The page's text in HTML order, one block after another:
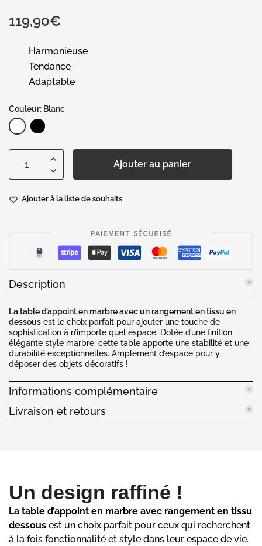
119,90€
Harmonieuse
Tendance
Adaptable
Couleur: Blanc
Ajouter au panier
Ajouter à la liste de souhaits
Description
La table d’appoint en marbre avec un rangement en tissu en
dessous est le choix parfait pour ajouter une touche de
sophistication à n’importe quel espace. Dotée d’une finition
élégante style marbre, cette table apporte une stabilité et une
durabilité exceptionnelles. Amplement d’espace pour y
déposer des objets décoratifs !
Informations complémentaire
Livraison et retours
Un design raffiné !
La table d’appoint en marbre avec rangement en tissu
dessous est un choix parfait pour ceux qui recherchent
à la fois fonctionnalité et style dans leur espace de vie.